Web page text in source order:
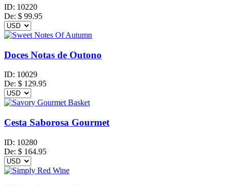
ID: 10220
De: $ 99.95
Doces Notas de Outono
ID: 10029
De: $ 129.95
Cesta Saborosa Gourmet
ID: 10280
De: $ 164.95